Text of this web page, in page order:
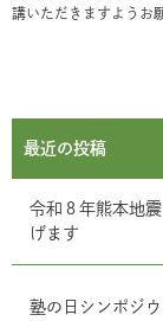
講いただきますようお
最近の投稿
令和８年熊本地
げます
塾の日シンポジ